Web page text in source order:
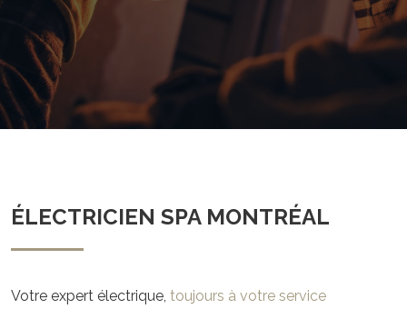
ÉLECTRICIEN SPA MONTRÉAL
Votre expert électrique, toujours à votre service